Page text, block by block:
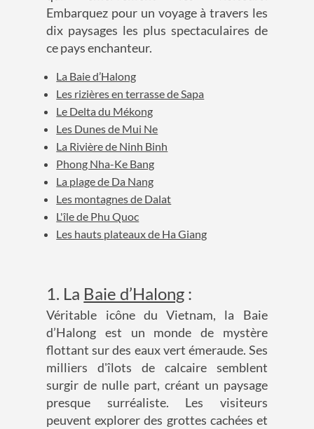
Embarquez pour un voyage à travers les
dix paysages les plus spectaculaires de
ce pays enchanteur.
La Baie d’Halong
Les rizières en terrasse de Sapa
Le Delta du Mékong
Les Dunes de Mui Ne
La Rivière de Ninh Binh
Phong Nha-Ke Bang
La plage de Da Nang
Les montagnes de Dalat
L'île de Phu Quoc
Les hauts plateaux de Ha Giang
1. La Baie d’Halong :
Véritable icône du Vietnam, la Baie
d’Halong est un monde de mystère
flottant sur des eaux vert émeraude. Ses
milliers d'îlots de calcaire semblent
surgir de nulle part, créant un paysage
presque surréaliste. Les visiteurs
peuvent explorer des grottes cachées et